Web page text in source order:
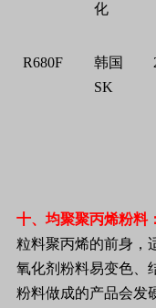
化
R680F
韩国
SK
十、均聚聚丙烯粉料：
粒料聚丙烯的前身，
氧化剂粉料易变色、
粉料做成的产品会发